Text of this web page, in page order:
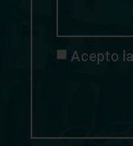
Acepto